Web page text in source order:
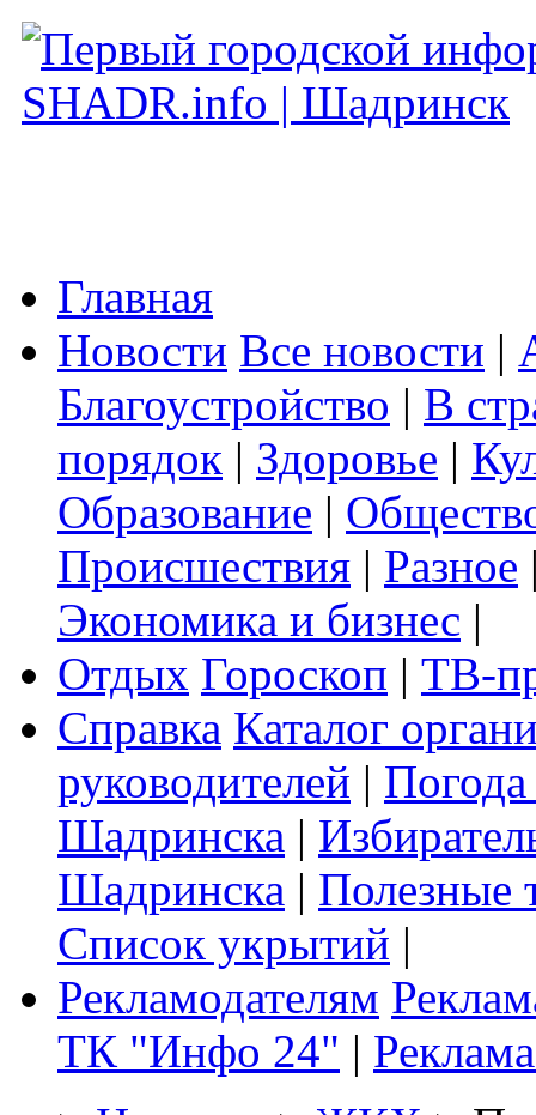
Главная
Новости Все новости |
Благоустройство | В
порядок | Здоровье |
Образование |
Происшествия | Разное
Экономика и бизнес |
Отдых Гороскоп | ТВ-
Справка Каталог
руководителей |
Шадринска |
Шадринска | Полезные
Список укрытий |
Рекламодателям
ТК "Инфо 24" |